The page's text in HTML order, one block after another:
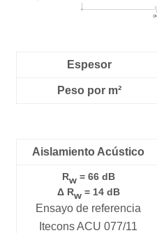
Espesor
Peso por m²
Aislamiento Acústico
Rw= 66 dB
Δ Rw= 14 dB
Ensayo de referencia
Itecons ACU 077/11